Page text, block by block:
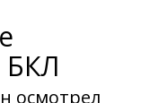
БКЛ
осмотрел